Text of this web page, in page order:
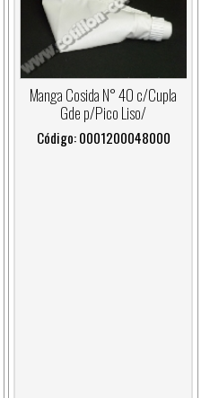
Manga Cosida N° 40 c/Cupla
Gde p/Pico Liso/
Código: 0001200048000